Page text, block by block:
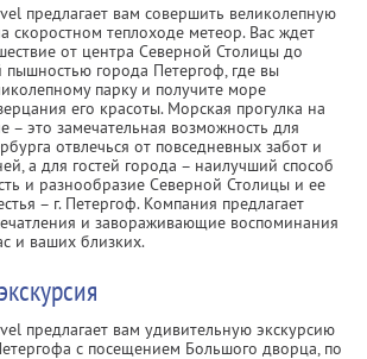
предлагает вам совершить великолепную
скоростном теплоходе метеор. Вас ждет
от центра Северной Столицы до
города Петергоф, где вы
парку и получите море
его красоты. Морская прогулка на
– это замечательная возможность для
отвлечься от повседневных забот и
а для гостей города – наилучший способ
и разнообразие Северной Столицы и ее
– г. Петергоф. Компания предлагает
и завораживающие воспоминания
и ваших близких.
предлагает вам удивительную экскурсию
с посещением Большого дворца, по